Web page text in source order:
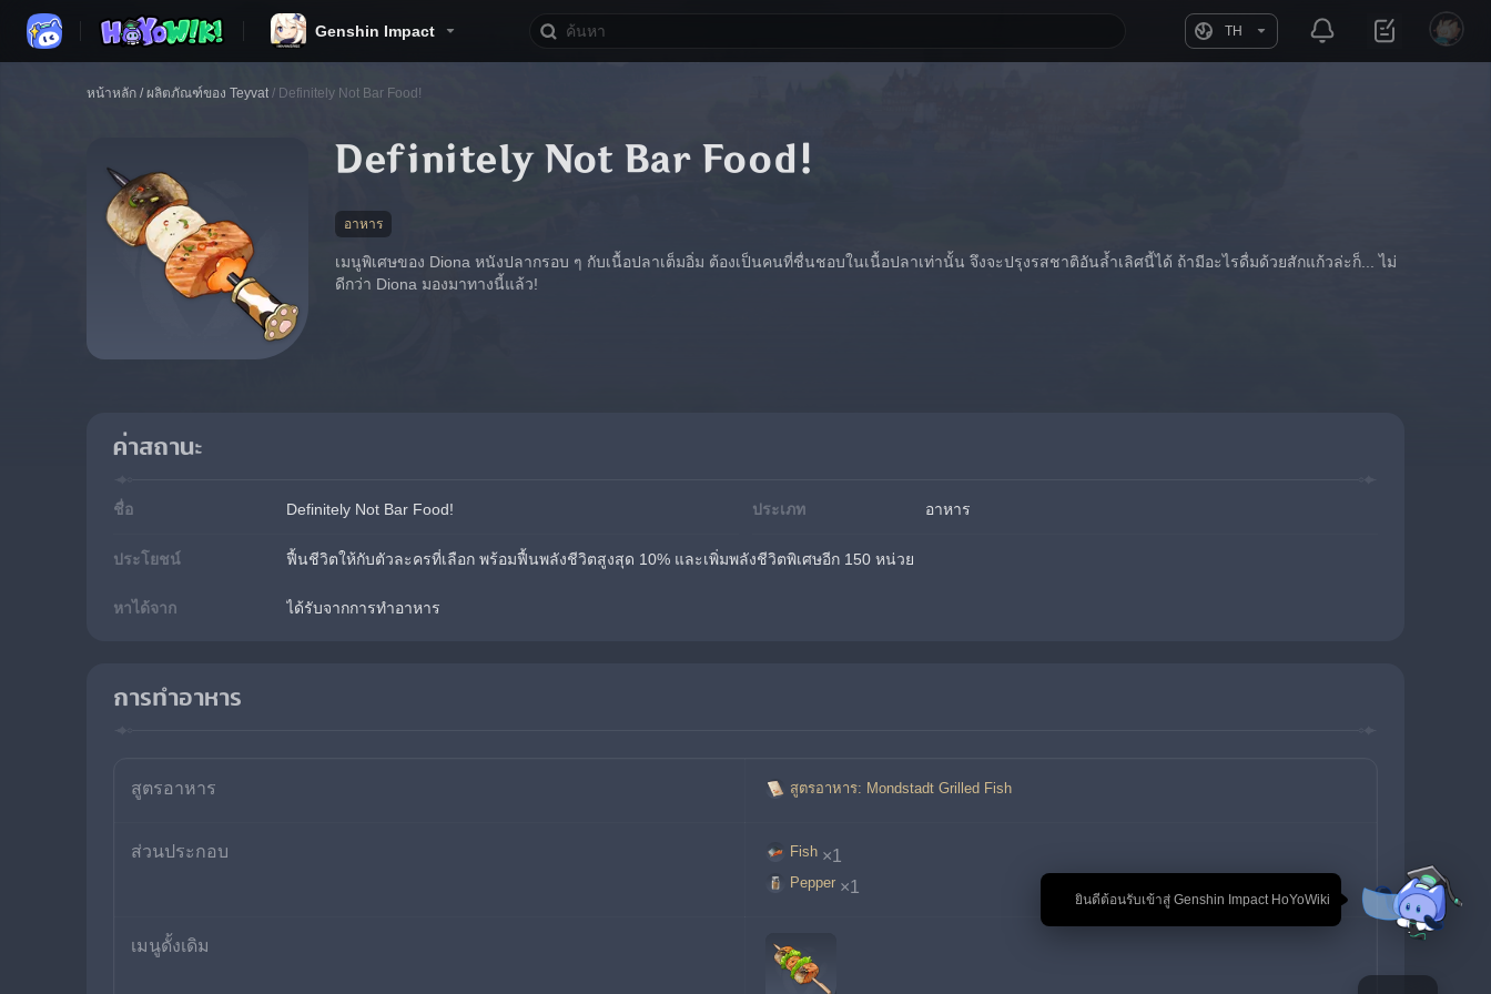
Genshin Impact TH
🎉 ยินดีต้อนรับเข้าสู่ Genshin Impact HoYoWiki
หน้าหลัก / ผลิตภัณฑ์ของ Teyvat / Definitely Not Bar Food!
Definitely Not Bar Food!
อาหาร
เมนูพิเศษของ Diona หนังปลากรอบ ๆ กับเนื้อปลาเต็มอิ่ม ต้องเป็นคนที่ชื่นชอบในเนื้อปลาเท่านั้น จึงจะปรุงรสชาติอันล้ำเลิศนี้ได้ ถ้ามีอะไรดื่มด้วยสักแก้วล่ะก็... ไม่
ดีกว่า Diona มองมาทางนี้แล้ว!
ค่าสถานะ
ชื่อ Definitely Not Bar Food! ประเภท อาหาร
ประโยชน์ ฟื้นชีวิตให้กับตัวละครที่เลือก พร้อมฟื้นพลังชีวิตสูงสุด 10% และเพิ่มพลังชีวิตพิเศษอีก 150 หน่วย
หาได้จาก ได้รับจากการทำอาหาร
การทำอาหาร
สูตรอาหาร สูตรอาหาร: Mondstadt Grilled Fish
ส่วนประกอบ Fish ×1
Pepper ×1
เมนูดั้งเดิม